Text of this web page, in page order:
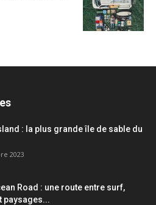
: la plus grande île de sable du
2023
Road : une route entre surf,
paysages...